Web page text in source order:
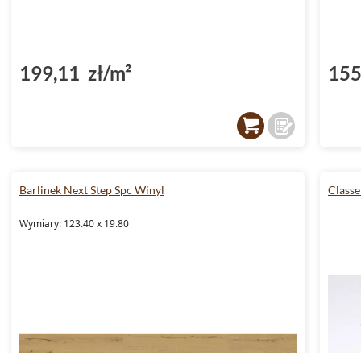
199,11 zł/m²
Barlinek Next Step Spc Winyl
Wymiary: 123.40 x 19.80